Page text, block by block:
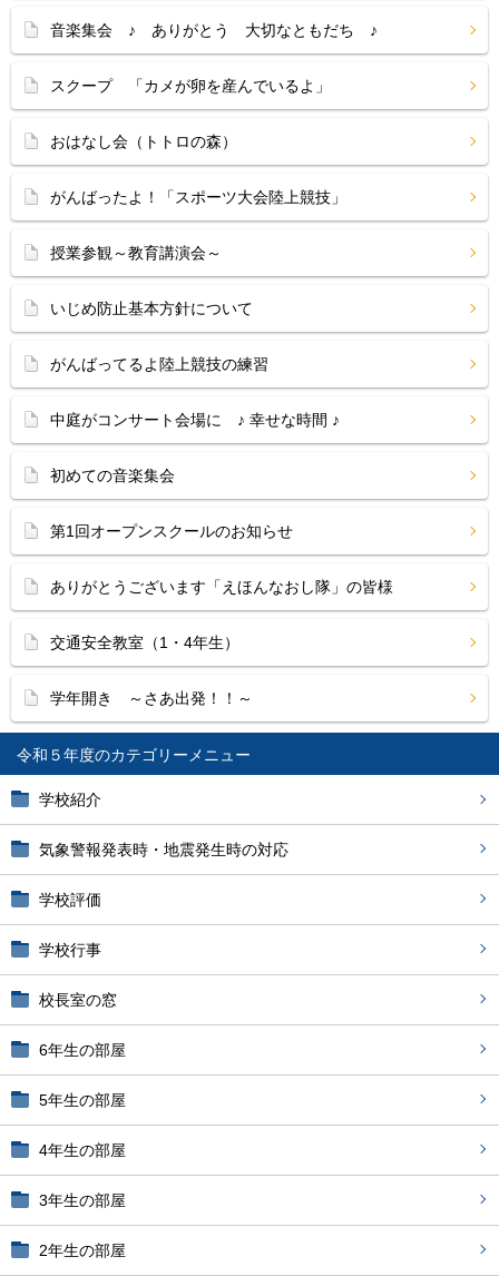
令和５年度
学校紹介
気象警報発表時・地震発生時の対応
学校評価
学校行事
校長室の窓
6年生の部屋
5年生の部屋
4年生の部屋
3年生の部屋
2年生の部屋
音楽集会 ♪ ありがとう 大切なともだち ♪
スクープ 「カメが卵を産んでいるよ」
おはなし会（トトロの森）
がんばったよ！「スポーツ大会陸上競技」
授業参観～教育講演会～
いじめ防止基本方針について
がんばってるよ陸上競技の練習
中庭がコンサート会場に ♪ 幸せな時間 ♪
初めての音楽集会
第1回オープンスクールのお知らせ
ありがとうございます「えほんなおし隊」の皆様
交通安全教室（1・4年生）
学年開き ～さあ出発！！～